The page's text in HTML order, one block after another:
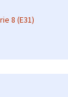
8 (E31)